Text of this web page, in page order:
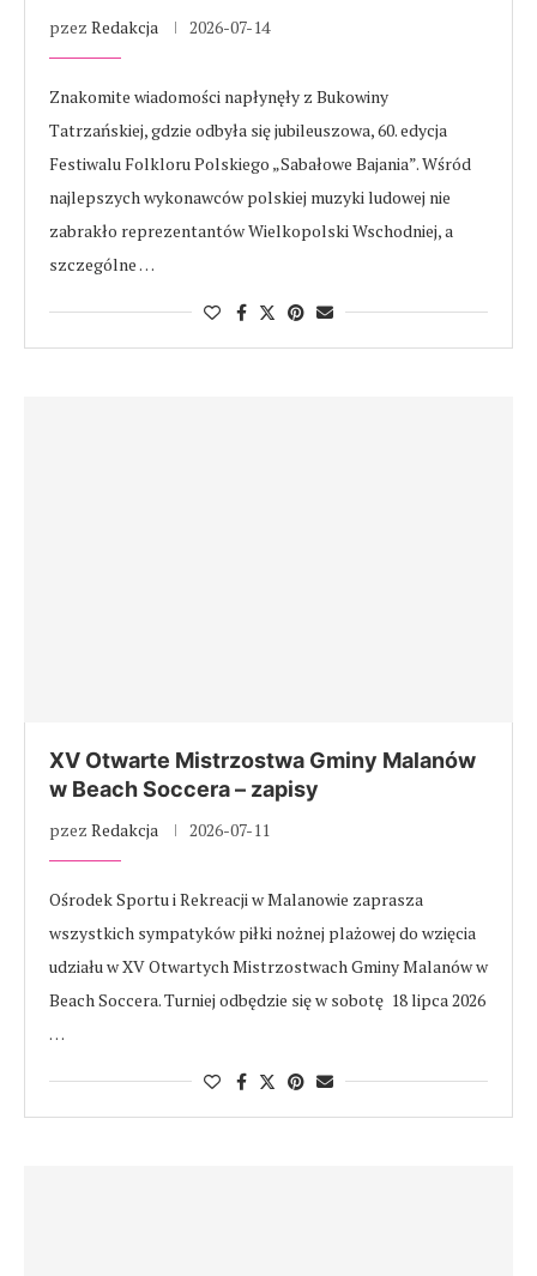
pzez Redakcja 2026-07-14
Znakomite wiadomości napłynęły z Bukowiny
Tatrzańskiej, gdzie odbyła się jubileuszowa, 60. edycja
Festiwalu Folkloru Polskiego „Sabałowe Bajania”. Wśród
najlepszych wykonawców polskiej muzyki ludowej nie
zabrakło reprezentantów Wielkopolski Wschodniej, a
szczególne …
XV Otwarte Mistrzostwa Gminy Malanów
w Beach Soccera – zapisy
pzez Redakcja 2026-07-11
Ośrodek Sportu i Rekreacji w Malanowie zaprasza
wszystkich sympatyków piłki nożnej plażowej do wzięcia
udziału w XV Otwartych Mistrzostwach Gminy Malanów w
Beach Soccera. Turniej odbędzie się w sobotę 18 lipca 2026
…